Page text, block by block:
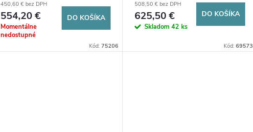
450,60 € bez DPH
554,20 €
Momentálne
nedostupné
DO KOŠÍKA
Kód:75206
508,50 € bez DPH
625,50 €
Skladom42 ks
DO KOŠÍKA
Kód: 69573